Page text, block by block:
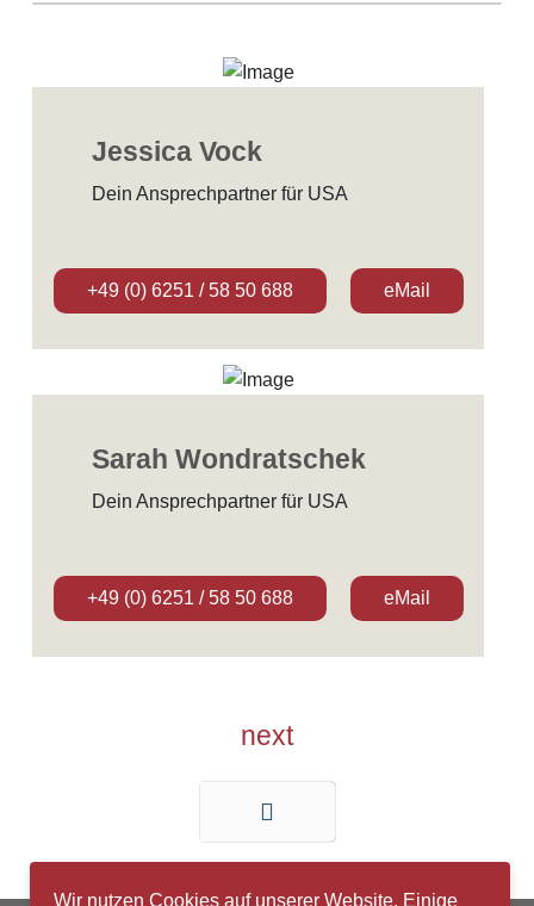
Jessica Vock
Dein Ansprechpartner für USA
+49 (0) 6251 / 58 50 688 eMail
Sarah Wondratschek
Dein Ansprechpartner für USA
+49 (0) 6251 / 58 50 688 eMail
next
Wir nutzen Cookies auf unserer Website. Einige